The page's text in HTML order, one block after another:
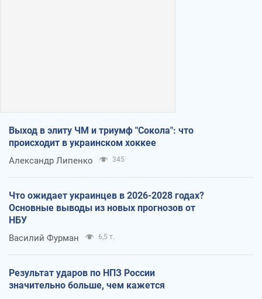
Выход в элиту ЧМ и триумф "Сокола": что
происходит в украинском хоккее
Александр Липенко 345
Что ожидает украинцев в 2026-2028 годах?
Основные выводы из новых прогнозов от
НБУ
Василий Фурман 6,5 т.
Результат ударов по НПЗ России
значительно больше, чем кажется